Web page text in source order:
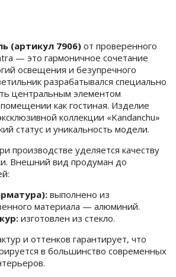
(артикул 7906) от проверенного
— это гармоничное сочетание
освещения и безупречного
разрабатывался специально
центральным элементом
как гостиная. Изделие
коллекции «Kandanchu»
статус и уникальность модели.
производстве уделяется качеству
Внешний вид продуман до
выполнено из
материала — алюминий.
изготовлен из стекло.
и оттенков гарантирует, что
в большинство современных